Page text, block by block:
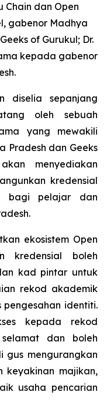
Chain dan Open
gabenor Madhya
of Gurukul; Dr.
kepada gabenor
diselia sepanjang
oleh sebuah
yang mewakili
Pradesh dan Geeks
menyediakan
kredensial
bagi pelajar dan
ekosistem Open
kredensial boleh
kad pintar untuk
rekod akademik
identiti.
kepada rekod
dan boleh
gus mengurangkan
keyakinan majikan,
usaha pencarian